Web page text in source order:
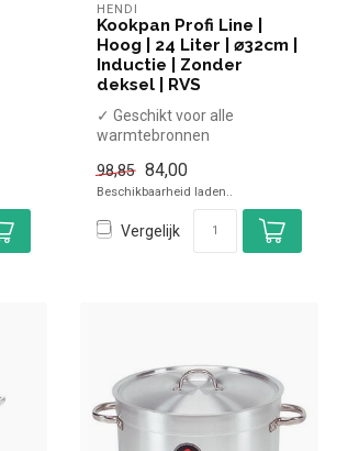
HENDI
Kookpan Profi Line |
Hoog | 24 Liter | ⌀32cm |
Inductie | Zonder
deksel | RVS
✓ Geschikt voor alle
warmtebronnen
handgrepen
x Zonder dekse...
98,85 84,00
Beschikbaarheid laden..
Vergelijk